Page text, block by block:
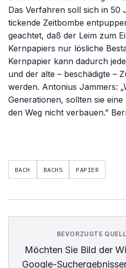
BACH BACHS PAPIER
BEVORZUGTE
Möchten Sie Bild der
Google-